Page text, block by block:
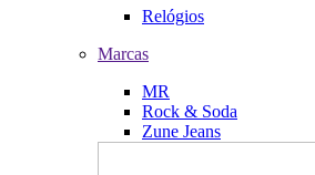
Relógios
Marcas
MR
Rock & Soda
Zune Jeans